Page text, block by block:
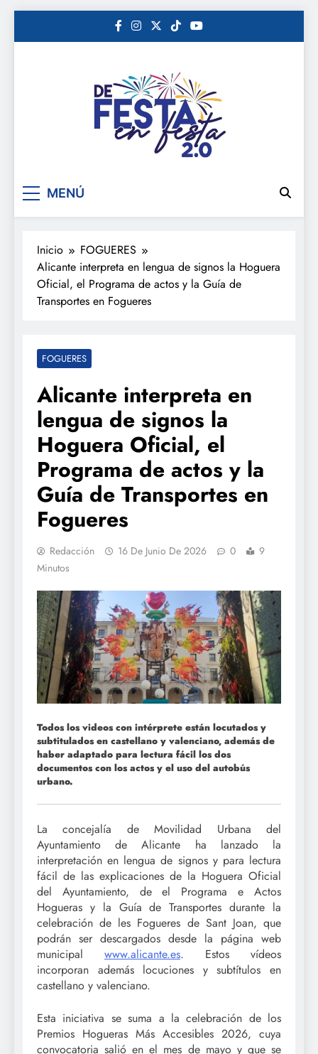
De festa en festa 2.0
MENÚ
Inicio
FOGUERES
Alicante interpreta en lengua de signos la Hoguera
Oficial, el Programa de actos y la Guía de
Transportes en Fogueres
FOGUERES
Alicante interpreta en
lengua de signos la
Hoguera Oficial, el
Programa de actos y la
Guía de Transportes en
Fogueres
Redacción 16 De Junio De 2026 0
9
Minutos
Todos los videos con intérprete están locutados y
subtitulados en castellano y valenciano, además de
haber adaptado para lectura fácil los dos
documentos con los actos y el uso del autobús
urbano.
La concejalía de Movilidad Urbana del
Ayuntamiento de Alicante ha lanzado la
interpretación en lengua de signos y para lectura
fácil de las explicaciones de la Hoguera Oficial
del Ayuntamiento, de el Programa e Actos
Hogueras y la Guía de Transportes durante la
celebración de les Fogueres de Sant Joan, que
podrán ser descargados desde la página web
municipal www.alicante.es. Estos vídeos
incorporan además locuciones y subtítulos en
castellano y valenciano.
Esta iniciativa se suma a la celebración de los
Premios Hogueras Más Accesibles 2026, cuya
convocatoria salió en el mes de mayo y que se